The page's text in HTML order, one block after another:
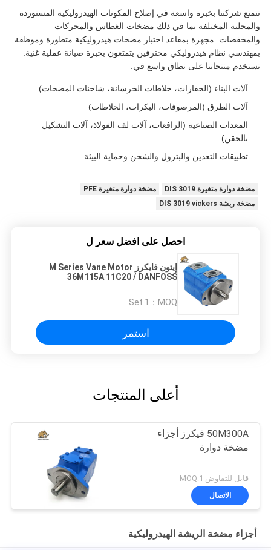
تتمتع شركتنا بخبرة واسعة في إصلاح المكونات الهيدروليكية المستوردة
والمحلية المختلفة بما في ذلك مضخات الغطاس والمحركات
والمخفضات. مجهزة بمقاعد اختبار مضخات هيدروليكية متطورة وموظفة
بمهندسي نظام هيدروليكي محترفين يتمتعون بخبرة صيانة عملية غنية.
تستخدم منتجاتنا على نطاق واسع في:
آلات البناء (الحفارات، خلاطات الخرسانة، شاحنات المضخات)
آلات الطرق (المرصوفات، البكرات، الخلاطات)
المعدات الصناعية (الرافعات، آلات لف الفولاذ، آلات التشكيل
بالحقن)
تطبيقات التعدين والبترول والشحن وحماية البيئة
مضخة دوارة متغيرة DIS 3019
مضخة دوارة متغيرة PFE
مضخة ريشة DIS 3019 vickers
احصل على افضل سعر ل
إيتون فايكرز M Series Vane Motor
36M115A 11C20 / DANFOSS
MOQ：
1 Set
استمر
أعلى المنتجات
50M300A فيكرز أجزاء
مضخة دوارة
قابل للتفاوض MOQ:1
الاتصال
أجزاء مضخة الريشة الهيدروليكية